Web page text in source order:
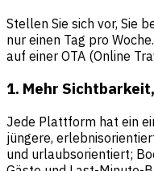
Stellen Sie sich vor, Sie
nur einen Tag pro
auf einer OTA (Online
1. Mehr
Jede Plattform hat ein
jüngere,
und urlaubsorientiert;